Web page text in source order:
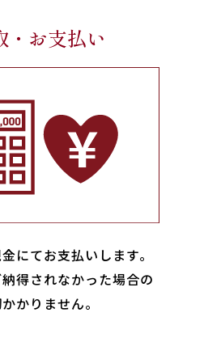
・お支払い
にてお支払いします｡
得されなかった場合の
かりません。